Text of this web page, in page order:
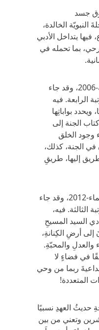
جسد
الرحلةَ النبويّة الخالدة،
فيها يتداخل الأدبي
بما تحمله في
* الكتاب الثالث كتاب الجنة-2006، وقد جاء
الرابعة. فيه
بواباتِها
الجنة إلى
وجود الخلق
في الجنة، كذلك،
إليها، طريقِ
* الكتاب الرابع: مفاتيحُ السماء-2012، وقد جاء
الثالثة. فيه،
السيد المسيحِ
أرضِ الكِنانةِ،
والعدلِ والمحبّةِ.
في فضاءٍ لا
ربما من وحي
المتعددة!
العهدِ نسبيًا
وتعني من بين